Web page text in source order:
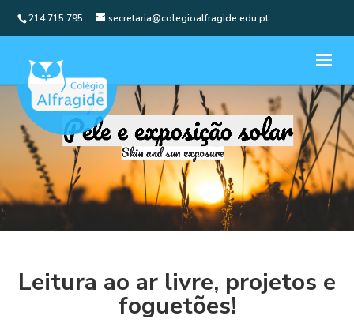
214 715 795 secretaria@colegioalfragide.edu.pt
Leitura ao ar livre, projetos e
foguetões!